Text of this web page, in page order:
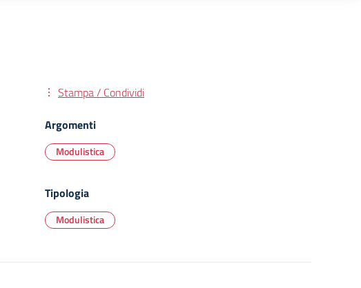
Stampa / Condividi
Argomenti
Modulistica
Tipologia
Modulistica